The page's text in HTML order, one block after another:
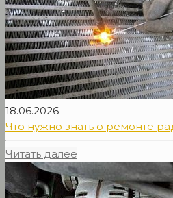
18.06.2026
Что нужно знать о ремонте
Читать далее